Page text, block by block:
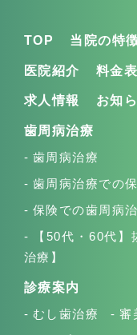
TOP 当院の特
医院紹介 料金表
求人情報 お知
歯周病治療
歯周病治療
歯周病治療での
保険での歯周病
【50代・60代
治療】
診療案内
むし歯治療 審